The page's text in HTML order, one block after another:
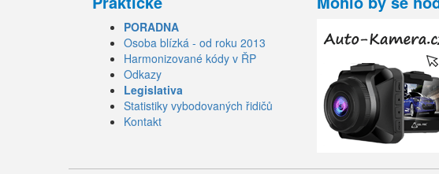
PORADNA
Osoba blízká - od roku 2013
Harmonizované kódy v ŘP
Odkazy
Legislativa
Statistiky vybodovaných řidičů
Kontakt